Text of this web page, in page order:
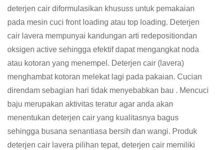
deterjen cair diformulasikan khususs untuk pemakaian
pada mesin cuci front loading atau top loading. Deterjen
cair lavera mempunyai kandungan arti redepositiondan
oksigen active sehingga efektif dapat mengangkat noda
atau kotoran yang menempel. Deterjen cair (lavera)
menghambat kotoran melekat lagi pada pakaian. Cucian
direndam sebagian hari tidak menyebabkan bau . Mencuci
baju merupakan aktivitas teratur agar anda akan
menentukan deterjen cair yang kualitasnya bagus
sehingga busana senantiasa bersih dan wangi. Produk
deterjen cair lavera pilihan tepat, deterjen cair memiliki